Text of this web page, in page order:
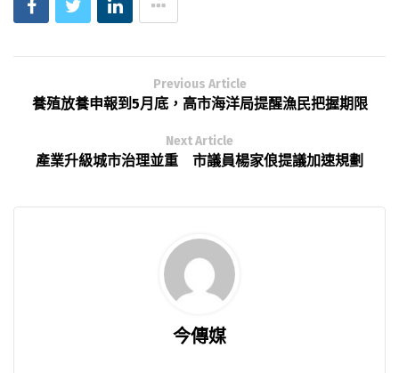
Previous Article
養殖放養申報到5月底，高市海洋局提醒漁民把握期限
Next Article
產業升級城市治理並重 市議員楊家俍提議加速規劃
今傳媒